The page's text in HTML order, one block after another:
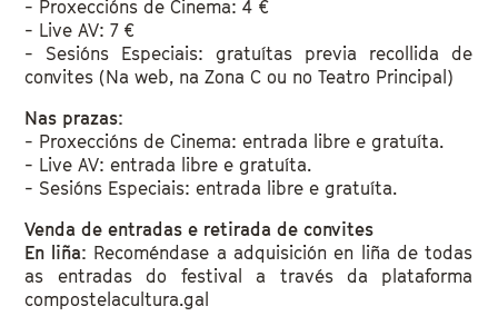
- Proxeccións de Cinema: 4 €
- Live AV: 7 €
- Sesións Especiais: gratuítas previa recollida de
convites (Na web, na Zona C ou no Teatro Principal)
Nas prazas:
- Proxeccións de Cinema: entrada libre e gratuíta.
- Live AV: entrada libre e gratuíta.
- Sesións Especiais: entrada libre e gratuíta.
Venda de entradas e retirada de convites
En liña: Recoméndase a adquisición en liña de todas
as entradas do festival a través da plataforma
compostelacultura.gal